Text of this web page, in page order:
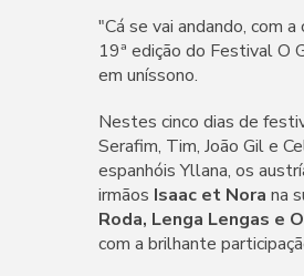
"Cá se vai andando, com
19ª edição do Festival O
em uníssono.
Nestes cinco dias de
Serafim, Tim, João Gil e
espanhóis Yllana, os
irmãos Isaac et Nora na
Roda, Lenga Lengas e
com a brilhante